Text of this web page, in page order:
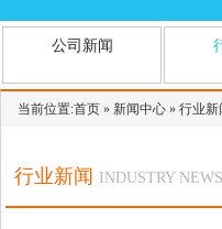
公司新闻
当前位置:首页 » 新闻中心 » 行业新
行业新闻 INDUSTRY NEWS